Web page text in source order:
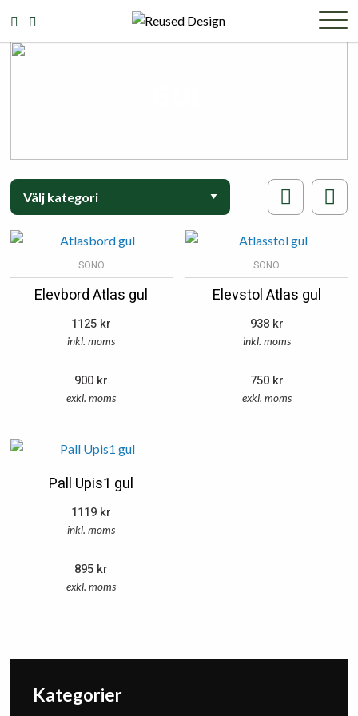
SONO
Elevbord Atlas gul
1125 kr
inkl. moms
900 kr
exkl. moms
SONO
Elevstol Atlas gul
938 kr
inkl. moms
750 kr
exkl. moms
Pall Upis1 gul
1119 kr
inkl. moms
895 kr
exkl. moms
Kategorier